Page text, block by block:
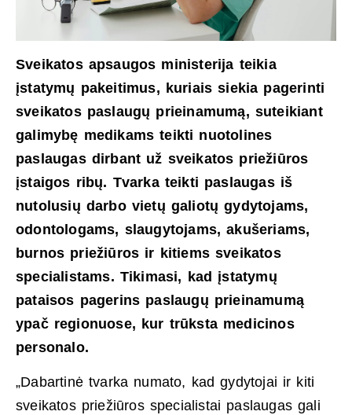
Sveikatos apsaugos ministerija teikia
įstatymų pakeitimus, kuriais siekia pagerinti
sveikatos paslaugų prieinamumą, suteikiant
galimybę medikams teikti nuotolines
paslaugas dirbant už sveikatos priežiūros
įstaigos ribų. Tvarka teikti paslaugas iš
nutolusių darbo vietų galiotų gydytojams,
odontologams, slaugytojams, akušeriams,
burnos priežiūros ir kitiems sveikatos
specialistams. Tikimasi, kad įstatymų
pataisos pagerins paslaugų prieinamumą
ypač regionuose, kur trūksta medicinos
personalo.
„Dabartinė tvarka numato, kad gydytojai ir kiti
sveikatos priežiūros specialistai paslaugas gali